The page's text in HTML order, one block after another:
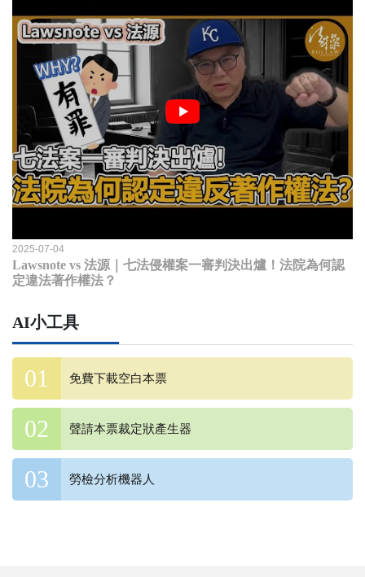
2025-07-04
Lawsnote vs 法源｜七法侵權案一審判決出爐！法院為何認
定違法著作權法？
AI小工具
免費下載空白本票
聲請本票裁定狀產生器
勞檢分析機器人